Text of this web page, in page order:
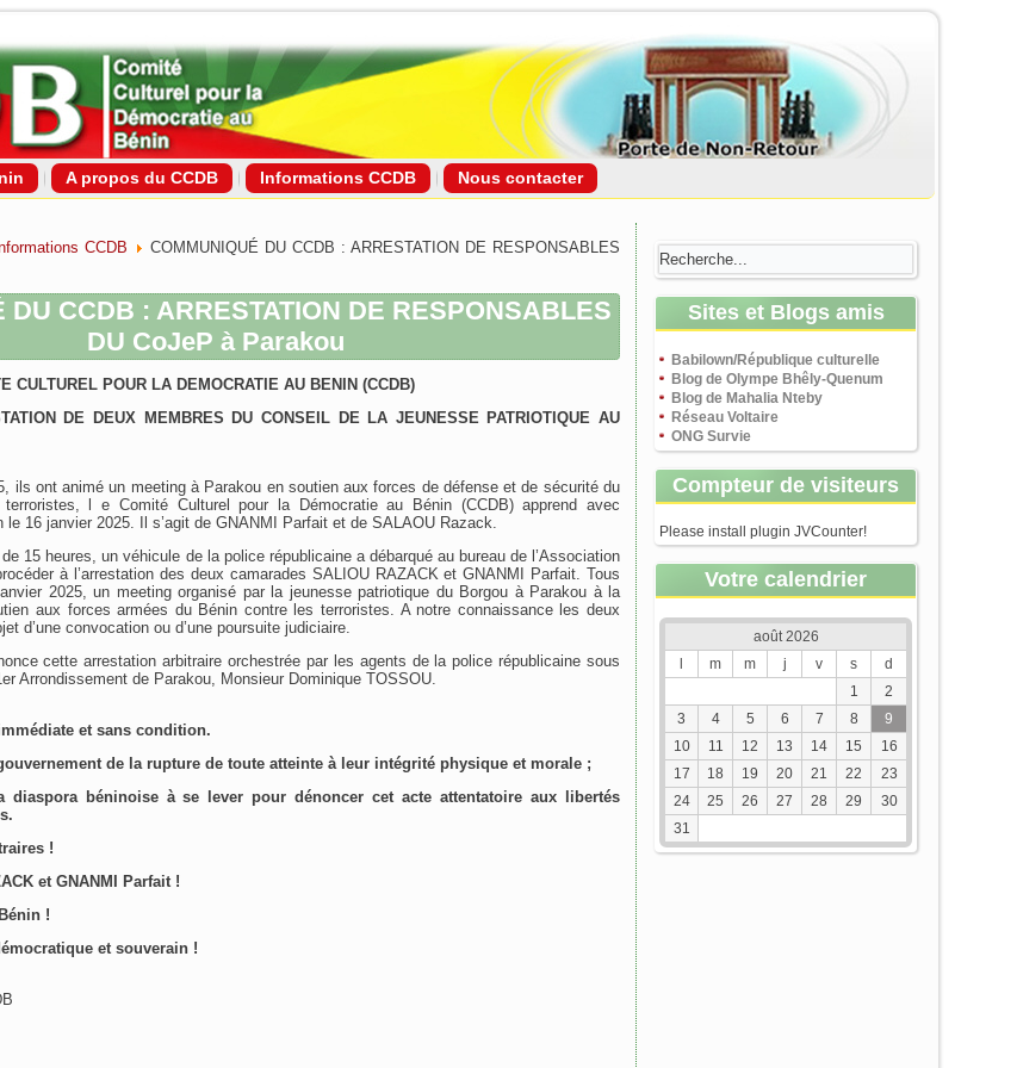
A propos du CCDB Informations CCDB Nous contacter
CCDB
COMMUNIQUÉ DU CCDB : ARRESTATION DE RESPONSABLES
DU CCDB : ARRESTATION DE RESPONSABLES
DU CoJeP à Parakou
CULTUREL POUR LA DEMOCRATIE AU BENIN (CCDB)
DE DEUX MEMBRES DU CONSEIL DE LA JEUNESSE PATRIOTIQUE AU
ils ont animé un meeting à Parakou en soutien aux forces de défense et de sécurité du
l e Comité Culturel pour la Démocratie au Bénin (CCDB) apprend avec
le 16 janvier 2025. Il s’agit de GNANMI Parfait et de SALAOU Razack.
15 heures, un véhicule de la police républicaine a débarqué au bureau de l’Association
à l’arrestation des deux camarades SALIOU RAZACK et GNANMI Parfait. Tous
2025, un meeting organisé par la jeunesse patriotique du Borgou à Parakou à la
aux forces armées du Bénin contre les terroristes. A notre connaissance les deux
d’une convocation ou d’une poursuite judiciaire.
cette arrestation arbitraire orchestrée par les agents de la police républicaine sous
Arrondissement de Parakou, Monsieur Dominique TOSSOU.
et sans condition.
de la rupture de toute atteinte à leur intégrité physique et morale ;
béninoise à se lever pour dénoncer cet acte attentatoire aux libertés
!
et GNANMI Parfait !
!
et souverain !
Sites et Blogs amis
Babilown/République culturelle
Blog de Olympe Bhêly-Quenum
Blog de Mahalia Nteby
Réseau Voltaire
ONG Survie
Compteur de visiteurs
Please install plugin JVCounter!
Votre calendrier
août 2026
m m j v s
d
1
2
3
4 5 6 7 8
9
10
11 12 13 14 15
16
17
18 19 20 21 22
23
24
25 26 27 28 29
30
31